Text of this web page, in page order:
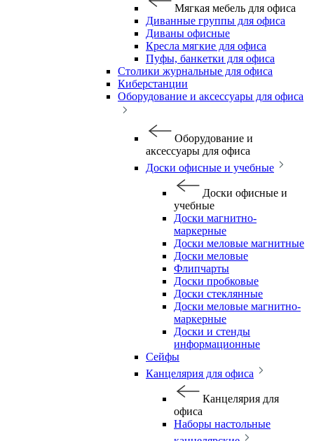
Мягкая мебель для офиса
Диванные группы для офиса
Диваны офисные
Кресла мягкие для офиса
Пуфы, банкетки для офиса
Столики журнальные для офиса
Киберстанции
Оборудование и аксессуары для офиса
Оборудование и
аксессуары для офиса
Доски офисные и учебные
Доски офисные и
учебные
Доски магнитно-
маркерные
Доски меловые магнитные
Доски меловые
Флипчарты
Доски пробковые
Доски стеклянные
Доски меловые магнитно-
маркерные
Доски и стенды
информационные
Сейфы
Канцелярия для офиса
Канцелярия для
офиса
Наборы настольные